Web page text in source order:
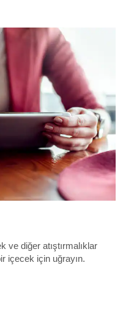
ve diğer atıştırmalıklar
içecek için uğrayın.